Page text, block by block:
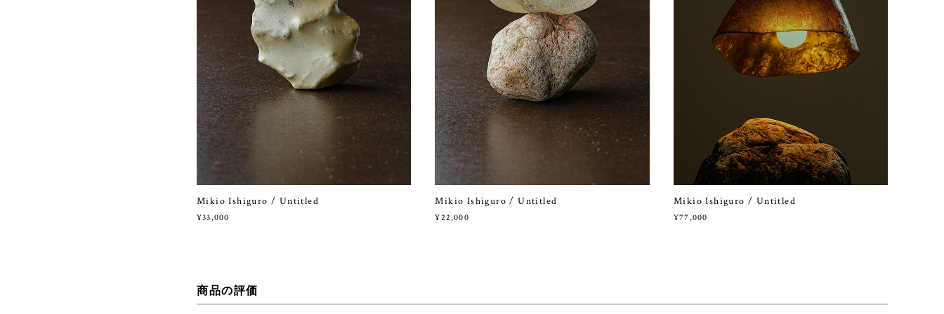
Mikio Ishiguro / Untitled
¥33,000
Mikio Ishiguro / Untitled
¥22,000
Mikio Ishiguro / Untitled
¥77,000
商品の評価